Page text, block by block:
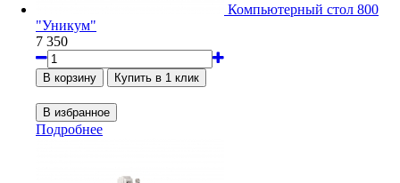
Компьютерный стол 800
"Уникум"
7 350
Подробнее